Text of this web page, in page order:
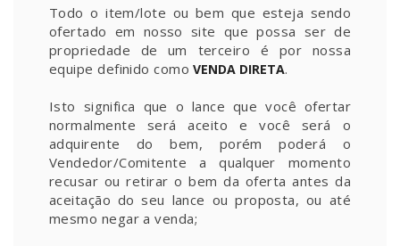
Todo o item/lote ou bem que esteja sendo
ofertado em nosso site que possa ser de
propriedade de um terceiro é por nossa
equipe definido comoVENDA DIRETA.
Isto significa que o lance que você ofertar
normalmente será aceito e você será o
adquirente do bem, porém poderá o
Vendedor/Comitente a qualquer momento
recusar ou retirar o bem da oferta antes da
aceitação do seu lance ou proposta, ou até
mesmo negar a venda;